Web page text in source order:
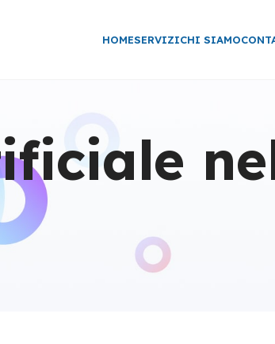
HOMESERVIZICHI SIAMO